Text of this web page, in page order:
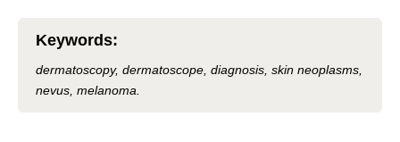
Keywords:
dermatoscopy, dermatoscope, diagnosis, skin neoplasms,
nevus, melanoma.